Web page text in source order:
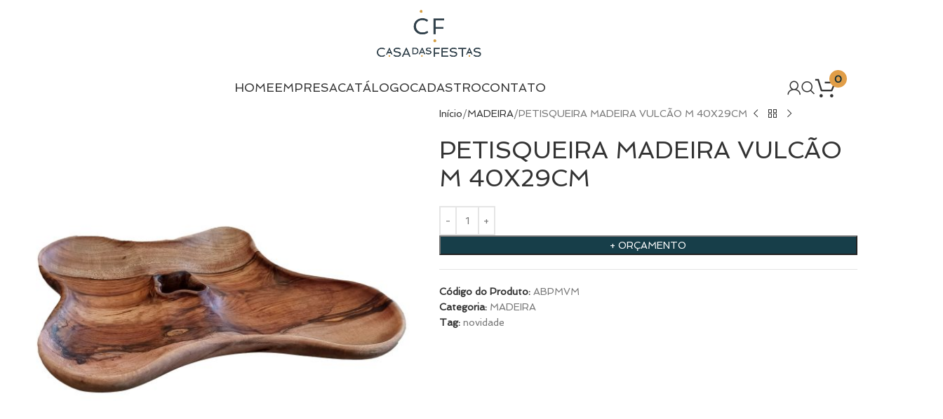
HOMEEMPRESACATÁLOGOCADASTROCONTATO
0
Início MADEIRA PETISQUEIRA MADEIRA VULCÃO M 40X29CM
PETISQUEIRA MADEIRA VULCÃO
M 40X29CM
+ ORÇAMENTO
Código do Produto: ABPMVM
Categoria: MADEIRA
Tag: novidade